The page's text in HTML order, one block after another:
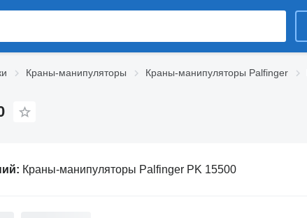
Краны-манипуляторы Краны-манипуляторы Palfinger
Краны-манипуляторы Palfinger PK 15500